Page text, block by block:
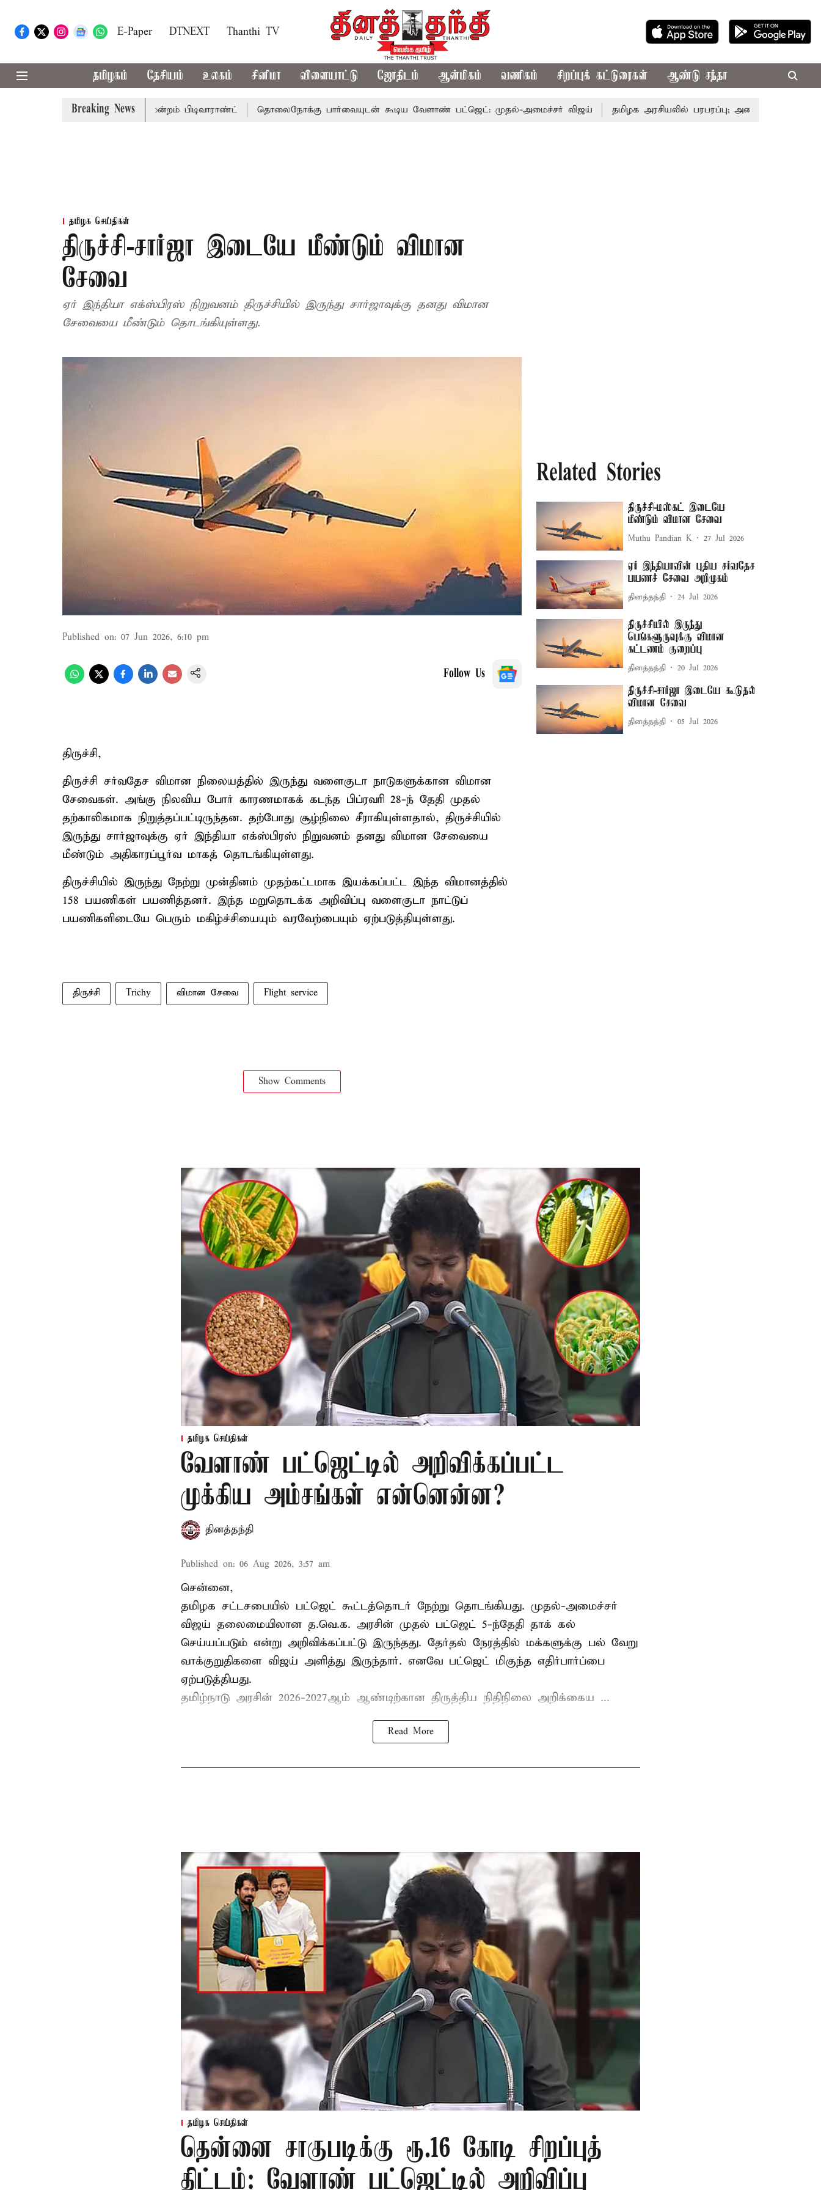
E-Paper DTNEXT Thanthi TV
தமிழகம் தேசியம் உலகம் சினிமா விளையாட்டு ஜோதிடம் ஆன்மிகம் வணிகம் சிறப்புக் கட்டுரைகள் ஆண்டு சந்தா
Breaking News
சென்னை நீதிமன்றம் பிடிவாராண்ட் தொலைநோக்கு பார்வையுடன் கூடிய வேளாண் பட்ஜெட்: முதல்-அமைச்சர் விஜய் தமிழக அரசியலில் பரபரப்பு; அமைச்சர் ஆனந்த் உடன்
தமிழக செய்திகள்
திருச்சி-சார்ஜா இடையே மீண்டும் விமான
சேவை
ஏர் இந்தியா எக்ஸ்பிரஸ் நிறுவனம் திருச்சியில் இருந்து சார்ஜாவுக்கு தனது விமான
சேவையை மீண்டும் தொடங்கியுள்ளது.
Published on: 07 Jun 2026, 6:10 pm
Follow Us
திருச்சி,
திருச்சி சர்வதேச விமான நிலையத்தில் இருந்து வளைகுடா நாடுகளுக்கான விமான
சேவைகள். அங்கு நிலவிய போர் காரணமாகக் கடந்த பிப்ரவரி 28-ந் தேதி முதல்
தற்காலிகமாக நிறுத்தப்பட்டிருந்தன. தற்போது சூழ்நிலை சீராகியுள்ளதால், திருச்சியில்
இருந்து சார்ஜாவுக்கு ஏர் இந்தியா எக்ஸ்பிரஸ் நிறுவனம் தனது விமான சேவையை
மீண்டும் அதிகாரப்பூர்வ மாகத் தொடங்கியுள்ளது.
திருச்சியில் இருந்து நேற்று முன்தினம் முதற்கட்டமாக இயக்கப்பட்ட இந்த விமானத்தில்
158 பயணிகள் பயணித்தனர். இந்த மறுதொடக்க அறிவிப்பு வளைகுடா நாட்டுப்
பயணிகளிடையே பெரும் மகிழ்ச்சியையும் வரவேற்பையும் ஏற்படுத்தியுள்ளது.
திருச்சி Trichy விமான சேவை Flight service
Show Comments
Related Stories
திருச்சி-மஸ்கட் இடையே
மீண்டும் விமான சேவை
Muthu Pandian K 27 Jul 2026
ஏர் இந்தியாவின் புதிய சர்வதேச
பயணச் சேவை அறிமுகம்
தினத்தந்தி 24 Jul 2026
திருச்சியில் இருந்து
பெங்களூருவுக்கு விமான
கட்டணம் குறைப்பு
தினத்தந்தி 20 Jul 2026
திருச்சி-சார்ஜா இடையே கூடுதல்
விமான சேவை
தினத்தந்தி 05 Jul 2026
தமிழக செய்திகள்
வேளாண் பட்ஜெட்டில் அறிவிக்கப்பட்ட
முக்கிய அம்சங்கள் என்னென்ன?
தினத்தந்தி
Published on: 06 Aug 2026, 3:57 am
சென்னை,
தமிழக சட்டசபையில் பட்ஜெட் கூட்டத்தொடர் நேற்று தொடங்கியது. முதல்-அமைச்சர்
விஜய் தலைமையிலான த.வெ.க. அரசின் முதல் பட்ஜெட் 5-ந்தேதி தாக் கல்
செய்யப்படும் என்று அறிவிக்கப்பட்டு இருந்தது. தேர்தல் நேரத்தில் மக்களுக்கு பல் வேறு
வாக்குறுதிகளை விஜய் அளித்து இருந்தார். எனவே பட்ஜெட் மிகுந்த எதிர்பார்ப்பை
ஏற்படுத்தியது.
தமிழ்நாடு அரசின் 2026-2027ஆம் ஆண்டிற்கான திருத்திய நிதிநிலை அறிக்கைய ...
Read More
தமிழக செய்திகள்
தென்னை சாகுபடிக்கு ரூ.16 கோடி சிறப்புத்
திட்டம்: வேளாண் பட்ஜெட்டில் அறிவிப்பு